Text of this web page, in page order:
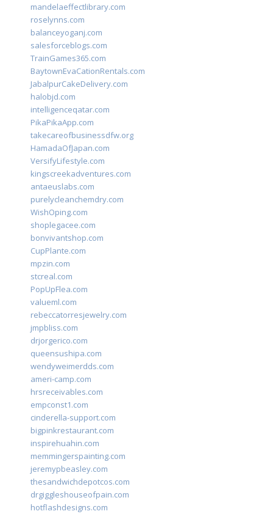
mandelaeffectlibrary.com
roselynns.com
balanceyoganj.com
salesforceblogs.com
TrainGames365.com
BaytownEvaCationRentals.com
JabalpurCakeDelivery.com
halobjd.com
intelligenceqatar.com
PikaPikaApp.com
takecareofbusinessdfw.org
HamadaOfJapan.com
VersifyLifestyle.com
kingscreekadventures.com
antaeuslabs.com
purelycleanchemdry.com
WishOping.com
shoplegacee.com
bonvivantshop.com
CupPlante.com
mpzin.com
stcreal.com
PopUpFlea.com
valueml.com
rebeccatorresjewelry.com
jmpbliss.com
drjorgerico.com
queensushipa.com
wendyweimerdds.com
ameri-camp.com
hrsreceivables.com
empconst1.com
cinderella-support.com
bigpinkrestaurant.com
inspirehuahin.com
memmingerspainting.com
jeremypbeasley.com
thesandwichdepotcos.com
drgiggleshouseofpain.com
hotflashdesigns.com